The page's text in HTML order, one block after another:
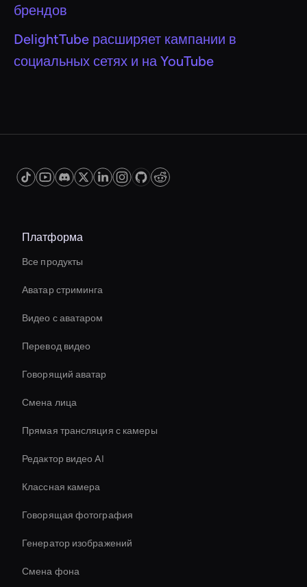
брендов
DelightTube расширяет кампании в
социальных сетях и на YouTube
Платформа
Все продукты
Аватар стриминга
Видео с аватаром
Перевод видео
Говорящий аватар
Смена лица
Прямая трансляция с камеры
Редактор видео AI
Классная камера
Говорящая фотография
Генератор изображений
Смена фона